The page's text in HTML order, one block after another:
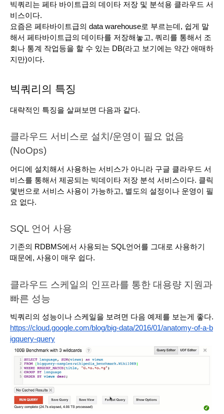
빅쿼리는 페타 바이트급의 데이타 저장 및 분석용 클라우드 서
비스이다.
요즘은 페타바이트급의 data warehouse로 부르는데, 쉽게 말
해서 페타바이트급의 데이타를 저장해놓고, 쿼리를 통해서 조
회나 통계 작업등을 할 수 있는 DB(라고 보기에는 약간 애매하
지만)이다.
빅쿼리의 특징
대략적인 특징을 살펴보면 다음과 같다.
클라우드 서비스로 설치/운영이 필요 없음
(NoOps)
어디에 설치해서 사용하는 서비스가 아니라 구글 클라우드 서
비스를 통해서 제공되는 빅데이타 저장 분석 서비스이다. 클릭
몇번으로 서비스 사용이 가능하고, 별도의 설정이나 운영이 필
요 없다.
SQL 언어 사용
기존의 RDBMS에서 사용되는 SQL언어를 그대로 사용하기
때문에, 사용이 매우 쉽다.
클라우드 스케일의 인프라를 통한 대용량 지원과
빠른 성능
https://cloud.google.com/blog/big-data/2016/01/anatomy-of-a-b
igquery-query